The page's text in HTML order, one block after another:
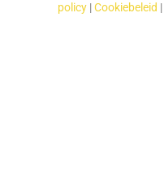
policy|Cookiebeleid |